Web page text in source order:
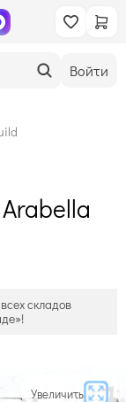
Войти
складов
Увеличить